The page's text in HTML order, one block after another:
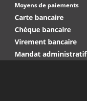
Moyens de paiements
Carte bancaire
Chèque bancaire
Virement bancaire
Mandat administratif